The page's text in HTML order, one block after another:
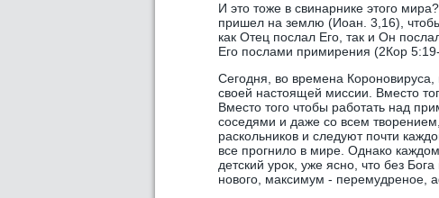
И это тоже в свинарнике этого
пришел на землю (Иоан. 3,16),
как Отец послал Его, так и Он
Его послами примирения (2Кор
Сегодня, во времена Короновируса,
своей настоящей миссии. Вместо
Вместо того чтобы работать над
соседями и даже со всем
раскольников и следуют почти
все прогнило в мире. Однако
детский урок, уже ясно, что без
нового, максимум - перемудреное,